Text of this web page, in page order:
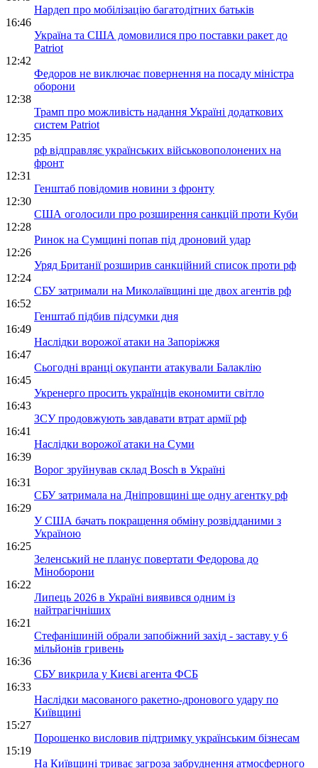
Нардеп про мобілізацію багатодітних батьків
16:46
Україна та США домовилися про поставки ракет до
Patriot
12:42
Федоров не виключає повернення на посаду міністра
оборони
12:38
Трамп про можливість надання Україні додаткових
систем Patriot
12:35
рф відправляє українських військовополонених на
фронт
12:31
Генштаб повідомив новини з фронту
12:30
США оголосили про розширення санкцій проти Куби
12:28
Ринок на Сумщині попав під дроновий удар
12:26
Уряд Британії розширив санкційний список проти рф
12:24
СБУ затримали на Миколаївщині ще двох агентів рф
16:52
Генштаб підбив підсумки дня
16:49
Наслідки ворожої атаки на Запоріжжя
16:47
Сьогодні вранці окупанти атакували Балаклію
16:45
Укренерго просить українців економити світло
16:43
ЗСУ продовжують завдавати втрат армії рф
16:41
Наслідки ворожої атаки на Суми
16:39
Ворог зруйнував склад Bosch в Україні
16:31
СБУ затримала на Дніпровщині ще одну агентку рф
16:29
У США бачать покращення обміну розвідданими з
Україною
16:25
Зеленський не планує повертати Федорова до
Міноборони
16:22
Липець 2026 в Україні виявився одним із
найтрагічніших
16:21
Стефанішиній обрали запобіжний захід - заставу у 6
мільйонів гривень
16:36
СБУ викрила у Києві агента ФСБ
16:33
Наслідки масованого ракетно-дронового удару по
Київщині
15:27
Порошенко висловив підтримку українським бізнесам
15:19
На Київщині триває загроза забруднення атмосферного